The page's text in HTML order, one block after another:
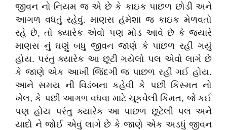
જીવન નો નિયમ જ એ છે કે કાઇક પાછળ છોડી અને
આગળ વધતું રહેવું. માણસ હંમેશા જ કાઇક મેળવતો
રહે છે, તો ક્યારેક એવો પણ મોડ આવે છે કે જ્યારે
માણસ નું ઘણું બધુ જીવન જાણે કે પાછળ રહી ગયું
હોય. પરંતુ ક્યારેક આ છૂટી ગયેલો પલ એવો લાગે છે
કે જાણે એક આખી જિંદગી જ પાછળ રહી ગઈ હોય.
આને સમય ની વિડંબના કહેવી કે પછી કિસ્મત નો
ખેલ, કે પછી આગળ વધવા માટે ચૂકવેલી કિમત, જે કઈ
પણ હોય પરંતુ ક્યારેક આ પાછળ છૂટેલી પલ અને
યાદો ને જોઈ એવું લાગે છે કે જાણે એક અડધું જીવન